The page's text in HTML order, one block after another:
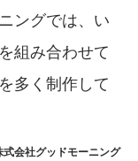
ングでは、い
組み合わせて
多く制作して
会社グッドモーニング